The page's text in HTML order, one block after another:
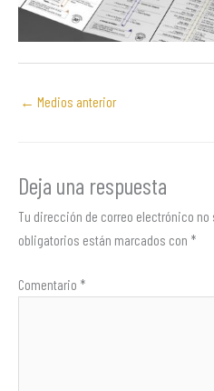
← Medios anterior
Deja una respuesta
Tu dirección de correo electrónico no
obligatorios están marcados con *
Comentario *